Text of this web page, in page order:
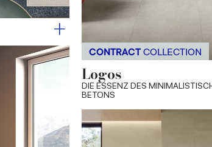
CONTRACT COLLECTION
Logos
DIE ESSENZ DES
BETONS